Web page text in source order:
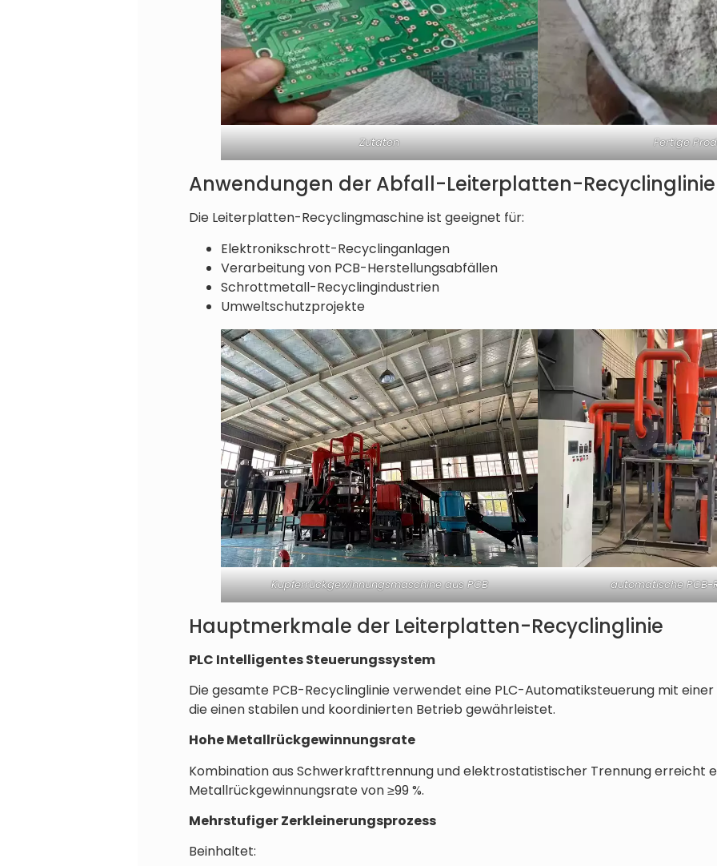
Zutaten Fertige
Anwendungen der Abfall-Leiterplatten-Recyclinglinie
Die Leiterplatten-Recyclingmaschine ist geeignet für:
Elektronikschrott-Recyclinganlagen
Verarbeitung von PCB-Herstellungsabfällen
Schrottmetall-Recyclingindustrien
Umweltschutzprojekte
Kupferrückgewinnungsmaschine aus PCB automatische PCB-
Hauptmerkmale der Leiterplatten-Recyclinglinie
PLC Intelligentes Steuerungssystem
Die gesamte PCB-Recyclinglinie verwendet eine PLC-Automatiksteuerung mit
die einen stabilen und koordinierten Betrieb gewährleistet.
Hohe Metallrückgewinnungsrate
Kombination aus Schwerkrafttrennung und elektrostatistischer Trennung erreicht
Metallrückgewinnungsrate von ≥99 %.
Mehrstufiger Zerkleinerungsprozess
Beinhaltet: